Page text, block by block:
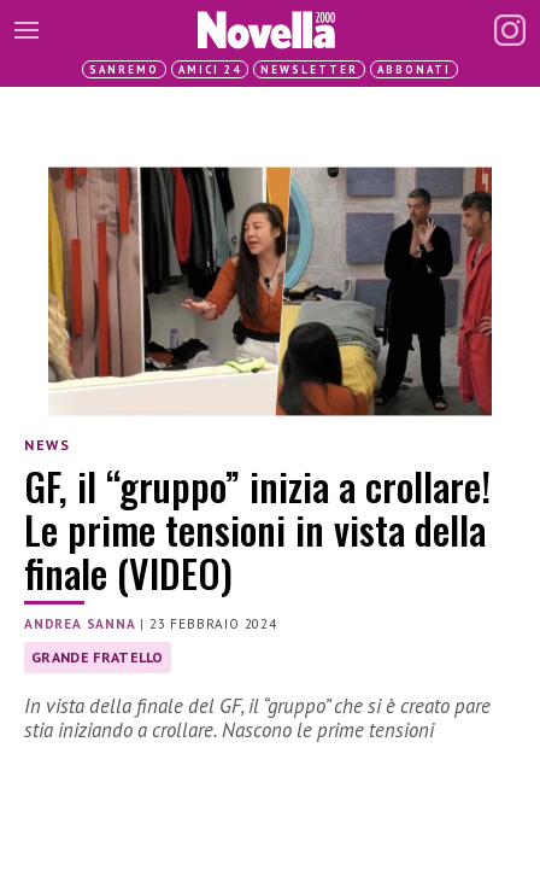
SANREMO AMICI 24 NEWSLETTER ABBONATI
NEWS
GF, il “gruppo” inizia a crollare!
Le prime tensioni in vista della
finale (VIDEO)
ANDREA SANNA |23 FEBBRAIO 2024
GRANDE FRATELLO
In vista della finale del GF, il “gruppo” che si è creato pare
stia iniziando a crollare. Nascono le prime tensioni